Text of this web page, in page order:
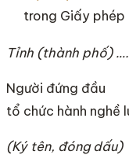
trong Giấy
Tỉnh (thành phố)
Người đứng đầu
tổ chức hành nghề
(Ký tên, đóng dấu)